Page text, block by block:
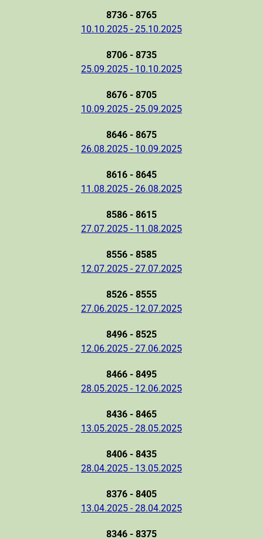
8736 - 8765
10.10.2025 - 25.10.2025
8706 - 8735
25.09.2025 - 10.10.2025
8676 - 8705
10.09.2025 - 25.09.2025
8646 - 8675
26.08.2025 - 10.09.2025
8616 - 8645
11.08.2025 - 26.08.2025
8586 - 8615
27.07.2025 - 11.08.2025
8556 - 8585
12.07.2025 - 27.07.2025
8526 - 8555
27.06.2025 - 12.07.2025
8496 - 8525
12.06.2025 - 27.06.2025
8466 - 8495
28.05.2025 - 12.06.2025
8436 - 8465
13.05.2025 - 28.05.2025
8406 - 8435
28.04.2025 - 13.05.2025
8376 - 8405
13.04.2025 - 28.04.2025
8346 - 8375